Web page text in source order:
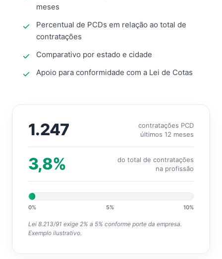
meses
Percentual de PCDs em relação ao total de
contratações
Comparativo por estado e cidade
Apoio para conformidade com a Lei de Cotas
1.247
contratações PCD
últimos 12 meses
3,8%
do total de contratações
na profissão
0% 5% 10%
Lei 8.213/91 exige 2% a 5% conforme porte da empresa.
Exemplo ilustrativo.